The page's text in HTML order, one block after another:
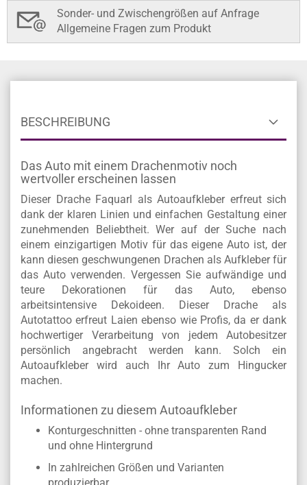
Sonder- und Zwischengrößen auf Anfrage
Allgemeine Fragen zum Produkt
BESCHREIBUNG
Das Auto mit einem Drachenmotiv noch
wertvoller erscheinen lassen
Dieser Drache Faquarl als Autoaufkleber erfreut sich
dank der klaren Linien und einfachen Gestaltung einer
zunehmenden Beliebtheit. Wer auf der Suche nach
einem einzigartigen Motiv für das eigene Auto ist, der
kann diesen geschwungenen Drachen als Aufkleber für
das Auto verwenden. Vergessen Sie aufwändige und
teure Dekorationen für das Auto, ebenso
arbeitsintensive Dekoideen. Dieser Drache als
Autotattoo erfreut Laien ebenso wie Profis, da er dank
hochwertiger Verarbeitung von jedem Autobesitzer
persönlich angebracht werden kann. Solch ein
Autoaufkleber wird auch Ihr Auto zum Hingucker
machen.
Informationen zu diesem Autoaufkleber
Konturgeschnitten - ohne transparenten Rand
und ohne Hintergrund
In zahlreichen Größen und Varianten